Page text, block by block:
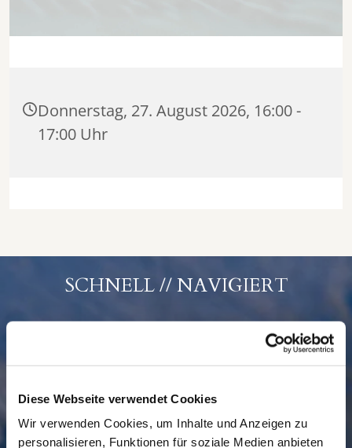
Diese Webseite verwendet Cookies
Wir verwenden Cookies, um Inhalte und Anzeigen zu
personalisieren, Funktionen für soziale Medien anbieten
Donnerstag, 27. August 2026, 16:00 -
17:00 Uhr
SCHNELL // NAVIGIERT